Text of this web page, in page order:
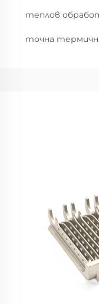
теплов
точна